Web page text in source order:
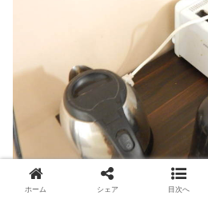
ホーム シェア 目次へ